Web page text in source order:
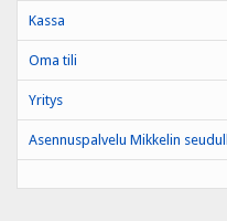
Kassa
Oma tili
Yritys
Asennuspalvelu Mikkelin